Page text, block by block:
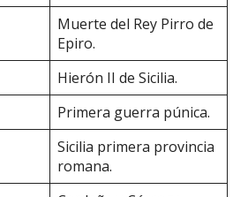
Muerte del Rey Pirro de
Epiro.
Hierón II de Sicilia.
Primera guerra púnica.
Sicilia primera provincia
romana.